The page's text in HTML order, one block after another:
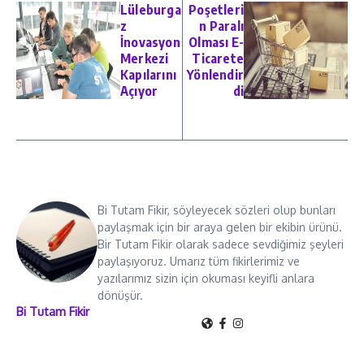
Lüleburga
z
İnovasyon
Merkezi
Kapılarını
Açıyor
Poşetleri
n Paralı
Olması E-
Ticarete
Yönlendir
di
Bi Tutam Fikir
Bi Tutam Fikir, söyleyecek sözleri olup bunları
paylaşmak için bir araya gelen bir ekibin ürünü.
Bir Tutam Fikir olarak sadece sevdiğimiz şeyleri
paylaşıyoruz. Umarız tüm fikirlerimiz ve
yazılarımız sizin için okuması keyifli anlara
dönüşür.